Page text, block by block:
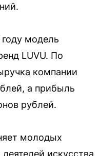
модель
LUVU. По
компании
а прибыль
рублей.
молодых
искусства